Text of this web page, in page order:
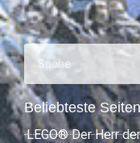
Beliebteste
LEGO® Der Herr